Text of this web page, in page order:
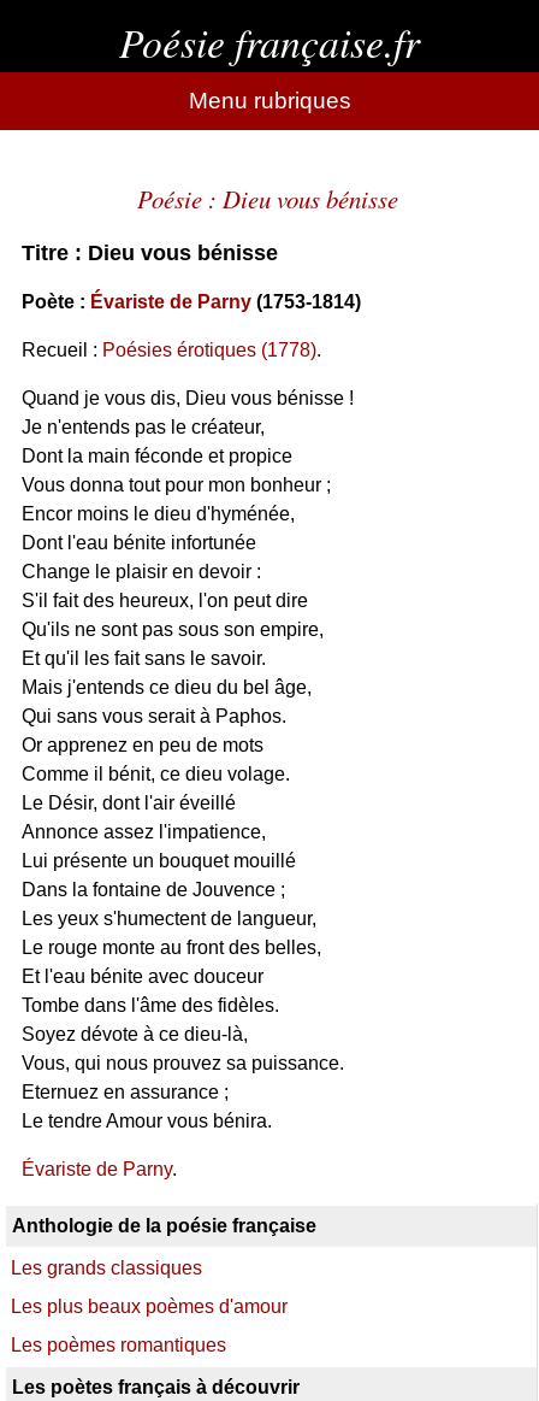
Poésie française.fr
Menu rubriques
Poésie : Dieu vous bénisse
Titre : Dieu vous bénisse
Poète : Évariste de Parny(1753-1814)
Recueil : Poésies érotiques (1778).
Quand je vous dis, Dieu vous bénisse !
Je n'entends pas le créateur,
Dont la main féconde et propice
Vous donna tout pour mon bonheur ;
Encor moins le dieu d'hyménée,
Dont l'eau bénite infortunée
Change le plaisir en devoir :
S'il fait des heureux, l'on peut dire
Qu'ils ne sont pas sous son empire,
Et qu'il les fait sans le savoir.
Mais j'entends ce dieu du bel âge,
Qui sans vous serait à Paphos.
Or apprenez en peu de mots
Comme il bénit, ce dieu volage.
Le Désir, dont l'air éveillé
Annonce assez l'impatience,
Lui présente un bouquet mouillé
Dans la fontaine de Jouvence ;
Les yeux s'humectent de langueur,
Le rouge monte au front des belles,
Et l'eau bénite avec douceur
Tombe dans l'âme des fidèles.
Soyez dévote à ce dieu-là,
Vous, qui nous prouvez sa puissance.
Eternuez en assurance ;
Le tendre Amour vous bénira.
Évariste de Parny.
Anthologie de la poésie française
Les grands classiques
Les plus beaux poèmes d'amour
Les poèmes romantiques
Les poètes français à découvrir